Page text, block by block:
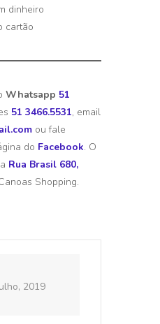
dinheiro
cartão
Whatsapp 51
51 3466.5531, email
ou fale
do Facebook. O
Rua Brasil 680,
Shopping.
2019